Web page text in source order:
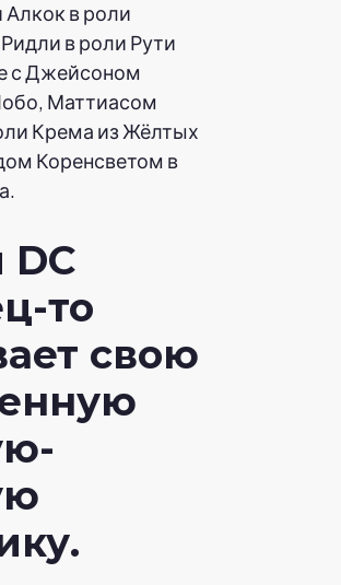
в роли
в роли Рути
с Джейсоном
Маттиасом
Крема из Жёлтых
Коренсветом в
DC
то
свою